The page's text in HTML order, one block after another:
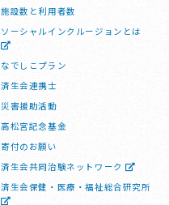
施設数と利用者数
ソーシャルインクルージョンとは
なでしこプラン
済生会連携士
災害援助活動
高松宮記念基金
寄付のお願い
済生会共同治験ネットワーク
済生会保健・医療・福祉総合研究所